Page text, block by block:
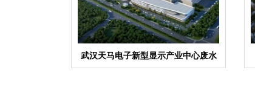
武汉天马电子新型显示产业中心废水
系统橡胶管接头合同